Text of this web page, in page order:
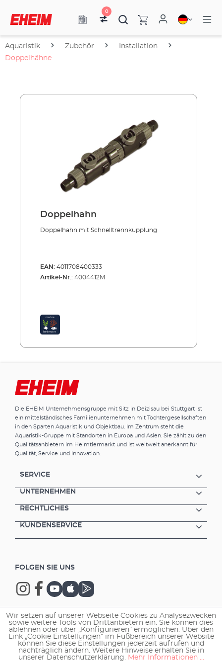
0
Aquaristik Zubehör
Installation
Doppelhähne
Doppelhahn
Doppelhahn mit Schnelltrennkupplung
EAN: 4011708400333
Artikel-Nr.: 4004412M
Die EHEIM Unternehmensgruppe mit Sitz in Deizisau bei Stuttgart ist
ein mittelständisches Familienunternehmen mit Tochtergesellschaften
in den Sparten Aquaristik und Objektbau. Im Zentrum steht die
Aquaristik-Gruppe mit Standorten in Europa und Asien. Sie zählt zu den
Qualitätsanbietern im Heimtiermarkt und ist weltweit anerkannt für
Qualität, Service und Innovation.
SERVICE
UNTERNEHMEN
RECHTLICHES
KUNDENSERVICE
FOLGEN SIE UNS
Copyright © 2026 EHEIM GmbH & Co. KG.
Wir setzen auf unserer Webseite Cookies zu Analysezwecken
sowie weitere Tools von Drittanbietern ein. Sie können dies
ablehnen oder über „Konfigurieren“ ermöglichen. Über den
Link „Cookie Einstellungen“ im Fußbereich unserer Website
können Sie diese Einstellungen jederzeit aufrufen und
nachträglich ändern. Weitere Hinweise erhalten Sie in
unserer Datenschutzerklärung. Mehr Informationen ...